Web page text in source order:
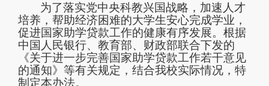
为了落实党中央科教兴国战略，加速人才
培养，帮助经济困难的大学生安心完成学业，
促进国家助学贷款工作的健康有序发展。根据
中国人民银行、教育部、财政部联合下发的
《关于进一步完善国家助学贷款工作若干意见
的通知》 等有关规定，结合我校实际情况，特
制定本办法。